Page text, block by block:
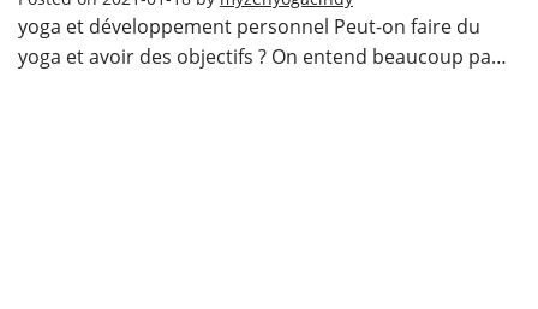
yoga et développement personnel Peut-on faire du
yoga et avoir des objectifs ? On entend beaucoup pa…